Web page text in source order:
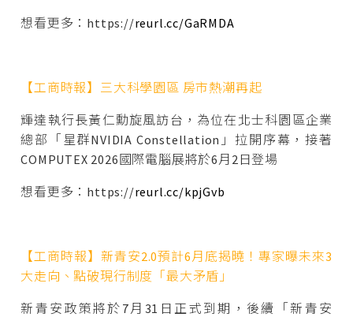
想看更多：https://reurl.cc/GaRMDA
【工商時報】三大科學園區 房市熱潮再起
輝達執行長黃仁勳旋風訪台，為位在北士科園區企業
總部「星群NVIDIA Constellation」拉開序幕，接著
COMPUTEX 2026國際電腦展將於6月2日登場
想看更多：https://reurl.cc/kpjGvb
【工商時報】新青安2.0預計6月底揭曉！專家曝未來3
大走向、點破現行制度「最大矛盾」
新青安政策將於7月31日正式到期，後續「新青安